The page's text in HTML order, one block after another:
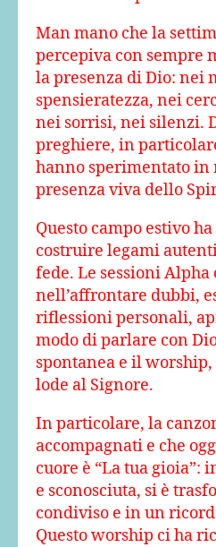
Man mano che la
percepiva con sempre
la presenza di Dio: nei
spensieratezza, nei
nei sorrisi, nei silenzi.
preghiere, in
hanno sperimentato in
presenza viva dello
Questo campo estivo
costruire legami
fede. Le sessioni
nell’affrontare dubbi,
riflessioni personali,
modo di parlare con
spontanea e il
lode al Signore.
In particolare, la
accompagnati e che
cuore è “La tua gioia”:
e sconosciuta, si è
condiviso e in un
Questo worship ci ha